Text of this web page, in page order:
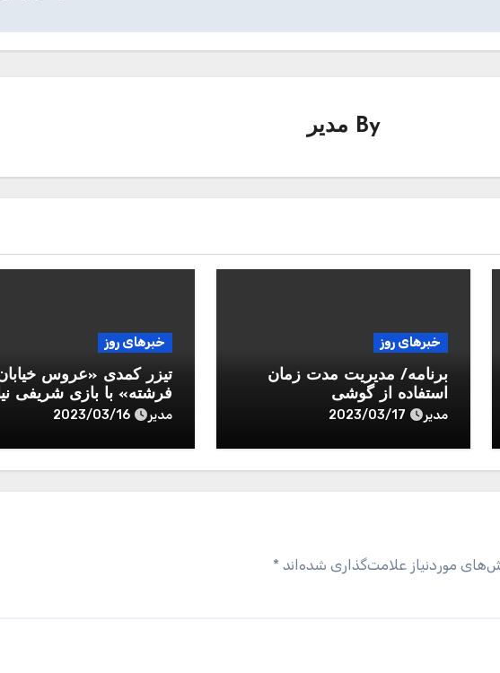
By مدیر
خبرهای روز
برنامه/ مدیریت مدت زمان
استفاده از گوشی
مدیر 2023/03/17
خبرهای روز
تیزر کمدی «عروس
فرشته» با بازی شریفی
دخترش
مدیر 2023/03/16
موردنیاز علامت‌گذاری شده‌اند *